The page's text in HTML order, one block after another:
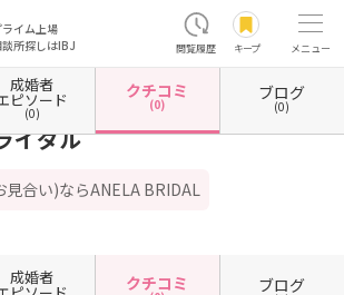
イム上場
所探しはIBJ
閲覧履歴 キープ メニュー
所 大阪府大阪市 大阪府大阪市平野区 アネラブライダル
イダル
見合い)ならANELA BRIDAL
成婚者 クチコミ ブログ
成婚者
ピソード
(0)
クチコミ
(0)
ブログ
(0)